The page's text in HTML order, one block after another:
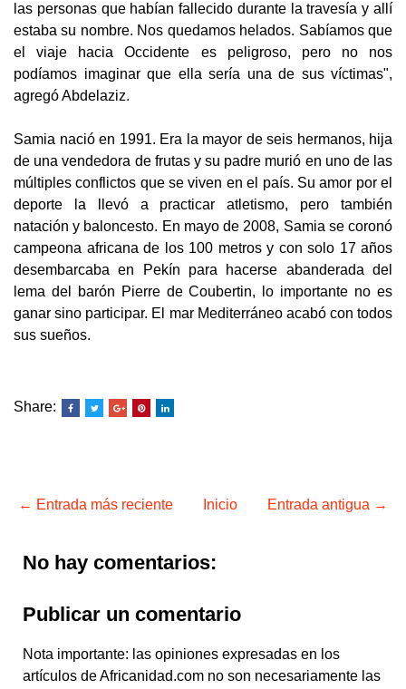
las personas que habían fallecido durante la travesía y allí
estaba su nombre. Nos quedamos helados. Sabíamos que
el viaje hacia Occidente es peligroso, pero no nos
podíamos imaginar que ella sería una de sus víctimas",
agregó Abdelaziz.
Samia nació en 1991. Era la mayor de seis hermanos, hija
de una vendedora de frutas y su padre murió en uno de las
múltiples conflictos que se viven en el país. Su amor por el
deporte la llevó a practicar atletismo, pero también
natación y baloncesto. En mayo de 2008, Samia se coronó
campeona africana de los 100 metros y con solo 17 años
desembarcaba en Pekín para hacerse abanderada del
lema del barón Pierre de Coubertin, lo importante no es
ganar sino participar. El mar Mediterráneo acabó con todos
sus sueños.
Share:
← Entrada más reciente Entrada antigua →
Inicio
No hay comentarios:
Publicar un comentario
Nota importante: las opiniones expresadas en los
artículos de Africanidad.com no son necesariamente las